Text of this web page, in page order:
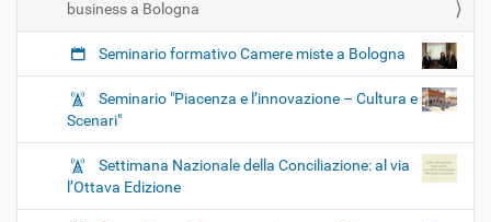
business a Bologna
Seminario formativo Camere miste a Bologna
Seminario "Piacenza e l’innovazione – Cultura e
Scenari"
Settimana Nazionale della Conciliazione: al via
l’Ottava Edizione